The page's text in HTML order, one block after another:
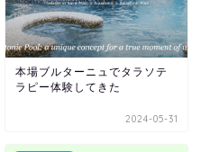
本場ブルターニュでタラソテ
ラピー体験してきた
2024-05-31